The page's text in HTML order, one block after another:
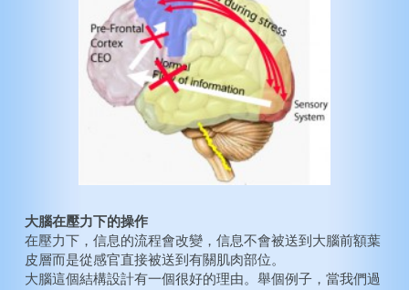
大腦在壓力下的操作
在壓力下，信息的流程會改變，信息不會被送到大腦前額葉
皮層而是從感官直接被送到有關肌肉部位。
大腦這個結構設計有一個很好的理由。舉個例子，當我們過